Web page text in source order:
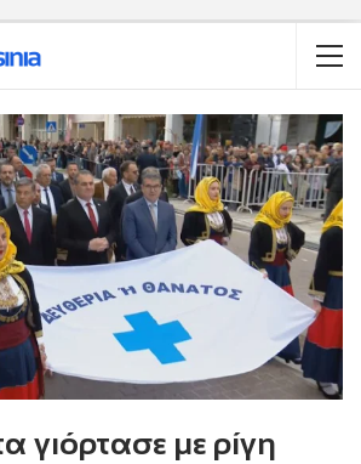
γιόρτασε με ρίγη